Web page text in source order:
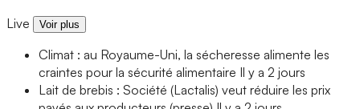
Live Voir plus
Climat : au Royaume-Uni, la sécheresse alimente les
craintes pour la sécurité alimentaire Il y a 2 jours
Lait de brebis : Société (Lactalis) veut réduire les prix